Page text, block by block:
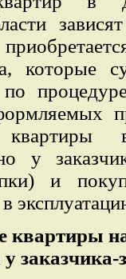
которые
у
и
квартиры